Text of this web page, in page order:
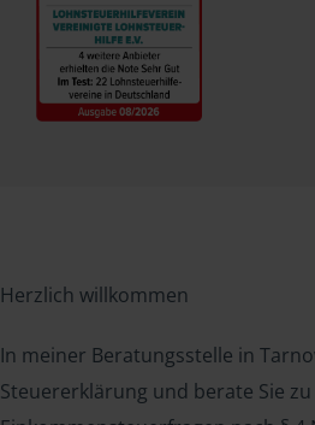
Herzlich willkommen
In meiner Beratungsstelle in
Steuererklärung und berate Sie